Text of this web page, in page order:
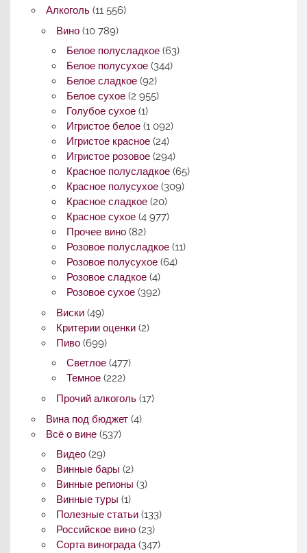
Алкоголь(11 556)
Вино(10 789)
Белое полусладкое (63)
Белое полусухое (344)
Белое сладкое (92)
Белое сухое (2 955)
Голубое сухое (1)
Игристое белое (1 092)
Игристое красное (24)
Игристое розовое (294)
Красное полусладкое (65)
Красное полусухое (309)
Красное сладкое (20)
Красное сухое (4 977)
Прочее вино (82)
Розовое полусладкое (11)
Розовое полусухое (64)
Розовое сладкое (4)
Розовое сухое (392)
Виски(49)
Критерии оценки(2)
Пиво(699)
Светлое (477)
Темное (222)
Прочий алкоголь(17)
Вина под бюджет(4)
Всё о вине(537)
Видео(29)
Винные бары (2)
Винные регионы (3)
Винные туры (1)
Полезные статьи(133)
Российское вино(23)
Сорта винограда(347)